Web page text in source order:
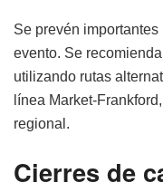
Se prevén
evento. Se
utilizando rutas
línea Market-
regional.
Cierres de